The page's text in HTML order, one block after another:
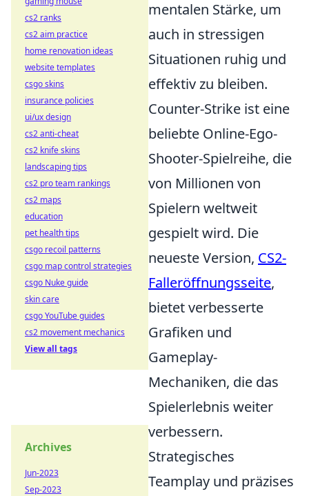
mentalen Stärke, um
auch in stressigen
Situationen ruhig und
effektiv zu bleiben.
Counter-Strike ist eine
beliebte Online-Ego-
Shooter-Spielreihe, die
von Millionen von
Spielern weltweit
gespielt wird. Die
neueste Version, CS2-
Falleröffnungsseite,
bietet verbesserte
Grafiken und
Gameplay-
Mechaniken, die das
Spielerlebnis weiter
verbessern.
Strategisches
Teamplay und präzises
cs2 ranks
cs2 aim practice
home renovation ideas
website templates
csgo skins
insurance policies
ui/ux design
cs2 anti-cheat
cs2 knife skins
landscaping tips
cs2 pro team rankings
cs2 maps
education
pet health tips
csgo recoil patterns
csgo map control strategies
csgo Nuke guide
skin care
csgo YouTube guides
cs2 movement mechanics
View all tags
Archives
Jun-2023
Sep-2023